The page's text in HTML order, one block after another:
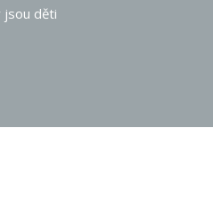
jsou děti